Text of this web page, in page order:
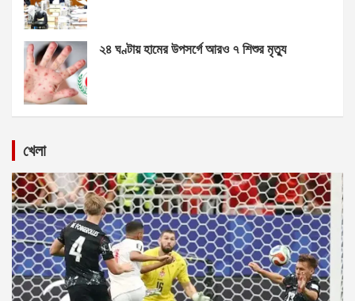
২৪ ঘণ্টায় হামের উপসর্গে আরও ৭ শিশুর মৃত্যু
খেলা